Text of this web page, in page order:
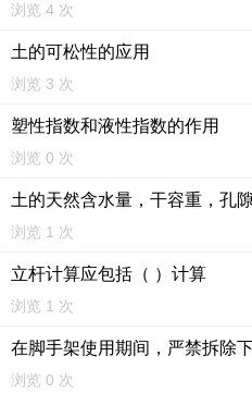
浏览 4 次
土的可松性的应用
浏览 3 次
塑性指数和液性指数的作用
浏览 0 次
土的天然含水量，干容重，孔
浏览 1 次
立杆计算应包括（ ）计算
浏览 1 次
在脚手架使用期间，严禁拆除
浏览 0 次